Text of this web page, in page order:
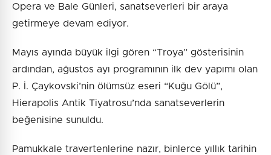
Opera ve Bale Günleri, sanatseverleri bir araya
getirmeye devam ediyor.
Mayıs ayında büyük ilgi gören “Troya” gösterisinin
ardından, ağustos ayı programının ilk dev yapımı olan
P. İ. Çaykovski’nin ölümsüz eseri “Kuğu Gölü”,
Hierapolis Antik Tiyatrosu’nda sanatseverlerin
beğenisine sunuldu.
Pamukkale travertenlerine nazır, binlerce yıllık tarihin